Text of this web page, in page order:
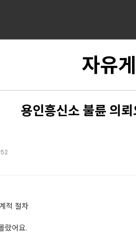
자유
용인흥신소 불륜 의
적 절차
랐어요.